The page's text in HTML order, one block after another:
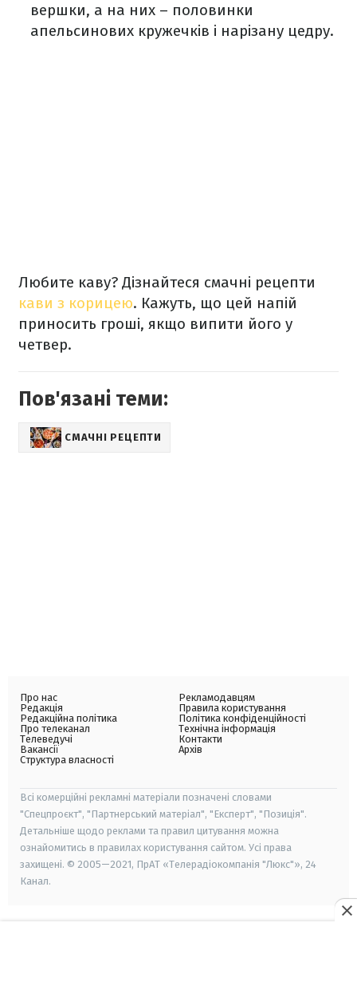
вершки, а на них – половинки
апельсинових кружечків і нарізану цедру.
Любите каву? Дізнайтеся смачні рецепти
кави з корицею. Кажуть, що цей напій
приносить гроші, якщо випити його у
четвер.
Пов'язані теми:
СМАЧНІ РЕЦЕПТИ
Про нас
Редакція
Редакційна політика
Про телеканал
Телеведучі
Вакансії
Структура власності
Рекламодавцям
Правила користування
Політика конфіденційності
Технічна інформація
Контакти
Архів
Всі комерційні рекламні матеріали позначені словами
"Спецпроєкт", "Партнерський матеріал", "Експерт", "Позиція".
Детальніше щодо реклами та правил цитування можна
ознайомитись в правилах користування сайтом. Усі права
захищені. © 2005—2021, ПрАТ «Телерадіокомпанія "Люкс"», 24
Канал.